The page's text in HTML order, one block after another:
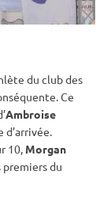
du club des
Ce
Ambroise
10, Morgan
premiers du